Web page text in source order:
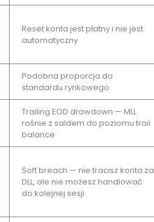
Reset konta jest płatny i nie jest
automatyczny
Podobna proporcja do
standardu rynkowego
Trailing EOD drawdown — MLL
rośnie z saldem do poziomu trail
balance
Soft breach — nie tracisz konta za
DLL, ale nie możesz handlować
do kolejnej sesji